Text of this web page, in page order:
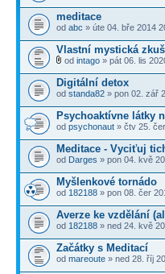
meditace
od abc » úte 04. bře 2014
Vlastní mystická
od intago » pát 06. lis
Digitální detox
od standa82 » pon 02. zář
Psychoaktívne látky
od psychonaut » čtv 25.
Meditace - Vyciťuj
od Darges » pon 04. kvě
Myšlenkové tornádo
od 182188 » pon 08. čer
Averze ke vzdělání
od 182188 » ned 24. kvě
Začátky s Meditací
od mareoute » ned 28. říj